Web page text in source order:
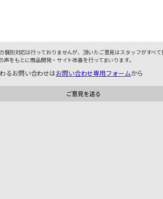
個別対応は行っておりませんが、頂いたご意見はスタッフがすべ
声をもとに商品開発・サイト改善を行ってまいります。
るお問い合わせはお問い合わせ専用フォームから